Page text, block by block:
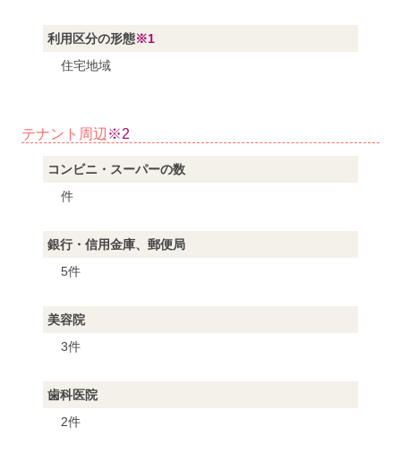
利用区分の形態※1
住宅地域
テナント周辺 ※2
コンビニ・スーパーの数
件
銀行・信用金庫、郵便局
5件
美容院
3件
歯科医院
2件